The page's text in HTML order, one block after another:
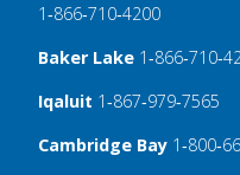
1‑866‑710‑4200
Baker Lake
Iqaluit 1‑867‑979‑7565
Cambridge Bay